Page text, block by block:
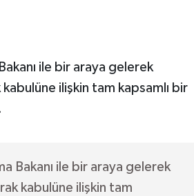
ile bir araya gelerek
ilişkin tam kapsamlı bir
Bakanı ile bir araya gelerek
kabulüne ilişkin tam